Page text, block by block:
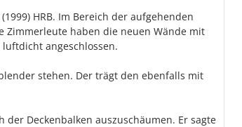
HRB. Im Bereich der aufgehenden
Zimmerleute haben die neuen Wände mit
angeschlossen.
stehen. Der trägt den ebenfalls mit
Deckenbalken auszuschäumen. Er sagte